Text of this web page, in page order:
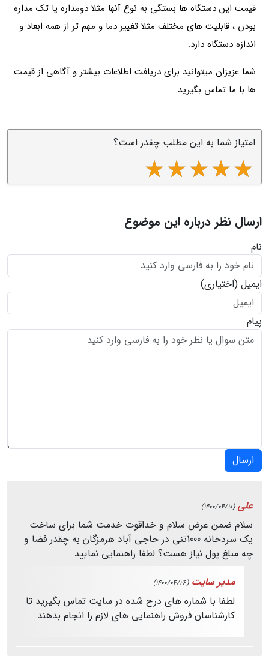
قیمت این دستگاه ها بستگی به نوع آنها مثلا دومداره یا تک مداره
بودن ، قابلیت های مختلف مثلا تغییر دما و مهم تر از همه ابعاد و
اندازه دستگاه دارد.
شما عزیزان میتوانید برای دریافت اطلاعات بیشتر و آگاهی از قیمت
ها با ما تماس بگیرید.
امتیاز شما به این مطلب چقدر است؟
ارسال نظر درباره این موضوع
نام
ایمیل (اختیاری)
پیام
ارسال
علی (1400/04/10)
سلام ضمن عرض سلام و خداقوت خدمت شما برای ساخت
یک سردخانه 1000تنی در حاجی آباد هرمزگان به چقدر فضا و
چه مبلغ پول نیاز هست؟ لطفا راهنمایی نمایید
مدیر سایت (1400/04/26)
لطفا با شماره های درج شده در سایت تماس بگیرید تا
کارشناسان فروش راهنمایی های لازم را انجام بدهند